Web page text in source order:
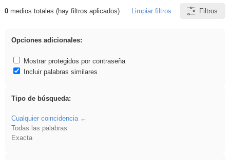
Resultados de: 3ESO
0medios totales (hay filtros aplicados) Limpiar filtros Filtros
Opciones adicionales:
Mostrar protegidos por contraseña
Incluir palabras similares
Tipo de búsqueda:
Cualquier coincidencia
Todas las palabras
Exacta